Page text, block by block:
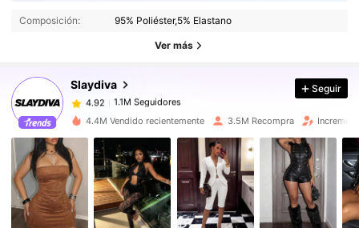
Composición: 95% Poliéster,5% Elastano
Ver más
Slaydiva
1.1M Seguidores
1.1M Seguidores
4.92
1.1M Seguidores
t***4
seguidoHace 4 horas
4.92
1.1M Seguidores
4.92 1.1M Seguidores
4.92 1.1M Seguidores
4.92 1.1M Seguidores
4.92 1.1M Seguidores
Seguir
4.4M Vendido recientemente 3.5M Recompra